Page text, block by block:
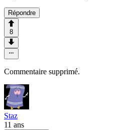
Répondre
8
Commentaire supprimé.
Staz
11 ans